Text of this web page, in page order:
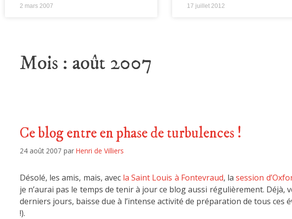
2 mars 2007 17 juillet 2012
Mois : août 2007
Ce blog entre en phase de turbulences !
24 août 2007 par Henri de Villiers
Désolé, les amis, mais, avec la Saint Louis à Fontevraud, lasession
je n’aurai pas le temps de tenir à jour ce blog aussi régulièrement. Déjà,
derniers jours, baisse due à l’intense activité de préparation de tous ces
!).